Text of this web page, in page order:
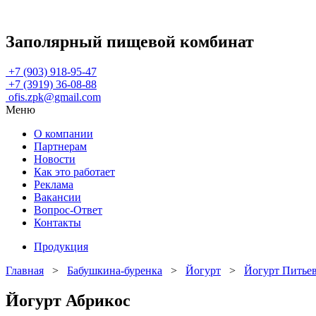
Заполярный пищевой комбинат
+7 (903) 918-95-47
+7 (3919) 36-08-88
ofis.zpk@gmail.com
Меню
О компании
Партнерам
Новости
Как это работает
Реклама
Вакансии
Вопрос-Ответ
Контакты
Продукция
Главная > Бабушкина-буренка > Йогурт > Йогурт
Йогурт Абрикос